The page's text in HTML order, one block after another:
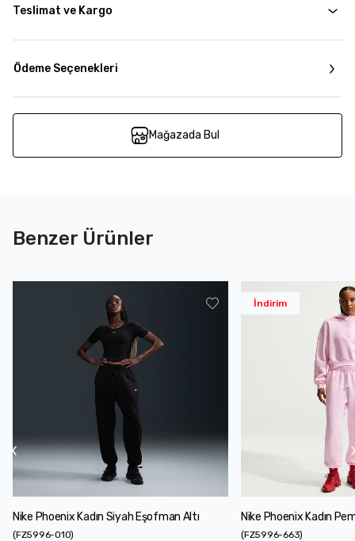
Teslimat ve Kargo
Ödeme Seçenekleri
Mağazada Bul
Benzer Ürünler
Nike Phoenix Kadın Siyah Eşofman Altı
(FZ5996-010)
İndirim
Nike Phoenix Kadın
(FZ5996-663)